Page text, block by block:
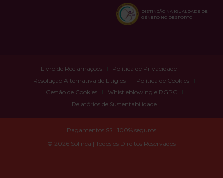
DISTINÇÃO NA IGUALDADE DE
GÉNERO NO DESPORTO
Livro de Reclamações
Política de Privacidade
Resolução Alternativa de Litígios
Política de Cookies
Gestão de Cookies
Whistleblowing e RGPC
Relatórios de Sustentabilidade
© 2026 Solinca | Todos os Direitos Reservados
Pagamentos SSL 100% seguros